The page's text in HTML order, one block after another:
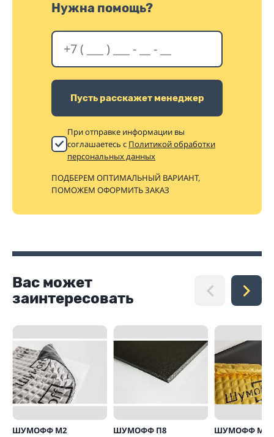
Нужна помощь?
Пусть расскажет менеджер
При отправке информации вы
соглашаетесь с Политикой обработки
персональных данных
ПОДБЕРЕМ ОПТИМАЛЬНЫЙ ВАРИАНТ,
ПОМОЖЕМ ОФОРМИТЬ ЗАКАЗ
Вас может
заинтересовать
ШУМОФФ М2 ШУМОФФ П8 ШУМОФФ М4